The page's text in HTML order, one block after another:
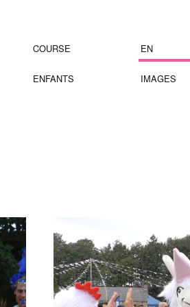
COURSE
ENFANTS
EN
IMAGES